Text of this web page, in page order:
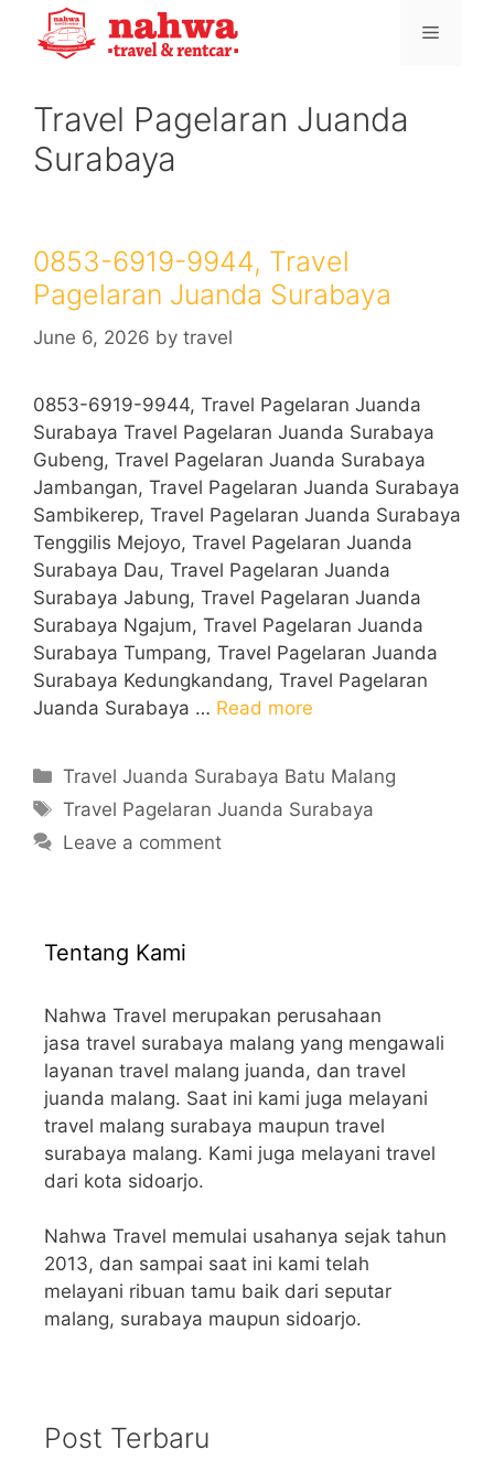
Menu
Travel Pagelaran Juanda
Surabaya
0853-6919-9944, Travel
Pagelaran Juanda Surabaya
June 6, 2026 by travel
0853-6919-9944, Travel Pagelaran Juanda
Surabaya Travel Pagelaran Juanda Surabaya
Gubeng, Travel Pagelaran Juanda Surabaya
Jambangan, Travel Pagelaran Juanda Surabaya
Sambikerep, Travel Pagelaran Juanda Surabaya
Tenggilis Mejoyo, Travel Pagelaran Juanda
Surabaya Dau, Travel Pagelaran Juanda
Surabaya Jabung, Travel Pagelaran Juanda
Surabaya Ngajum, Travel Pagelaran Juanda
Surabaya Tumpang, Travel Pagelaran Juanda
Surabaya Kedungkandang, Travel Pagelaran
Juanda Surabaya … Read more
Categories
Travel Juanda Surabaya Batu Malang
Tags
Travel Pagelaran Juanda Surabaya
Leave a comment
Tentang Kami
Nahwa Travel merupakan perusahaan
jasa travel surabaya malang yang mengawali
layanan travel malang juanda, dan travel
juanda malang. Saat ini kami juga melayani
travel malang surabaya maupun travel
surabaya malang. Kami juga melayani travel
dari kota sidoarjo.
Nahwa Travel memulai usahanya sejak tahun
2013, dan sampai saat ini kami telah
melayani ribuan tamu baik dari seputar
malang, surabaya maupun sidoarjo.
Post Terbaru